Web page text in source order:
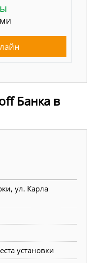
Банка в
ул. Карла
установки